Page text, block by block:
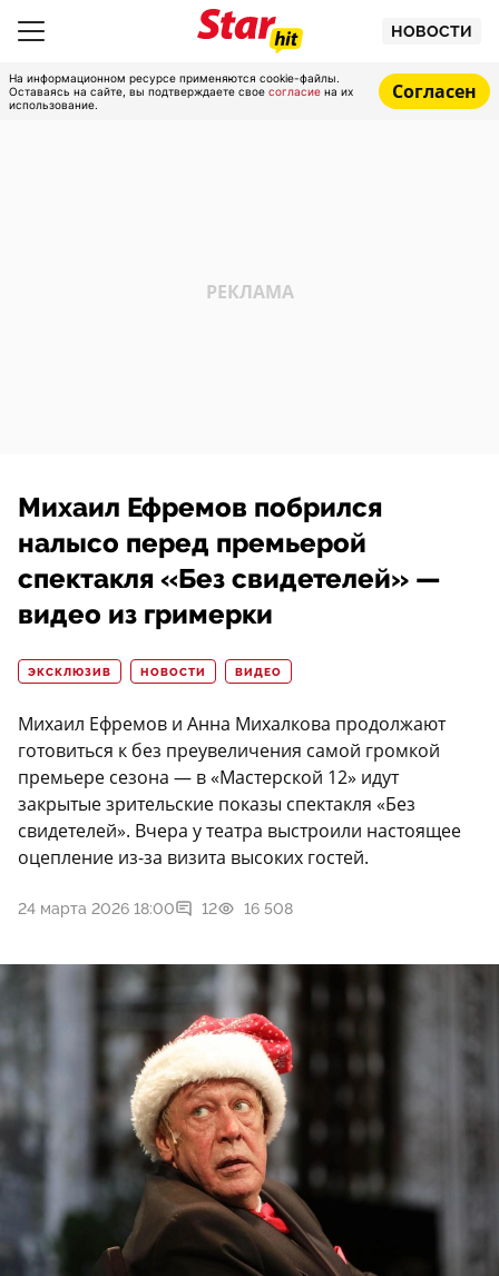
НОВОСТИ
На информационном ресурсе применяются cookie-файлы.
Оставаясь на сайте, вы подтверждаете свое согласие на их
использование.
Согласен
Михаил Ефремов побрился
налысо перед премьерой
спектакля «Без свидетелей» —
видео из гримерки
ЭКСКЛЮЗИВ НОВОСТИ ВИДЕО
Михаил Ефремов и Анна Михалкова продолжают
готовиться к без преувеличения самой громкой
премьере сезона — в «Мастерской 12» идут
закрытые зрительские показы спектакля «Без
свидетелей». Вчера у театра выстроили настоящее
оцепление из-за визита высоких гостей.
24 марта 2026 18:00 12 16 508